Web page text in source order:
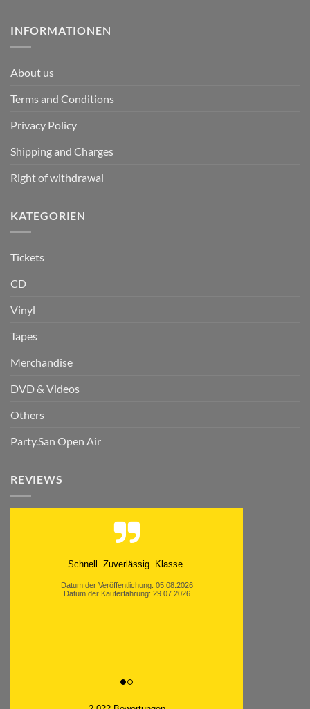
INFORMATIONEN
About us
Terms and Conditions
Privacy Policy
Shipping and Charges
Right of withdrawal
KATEGORIEN
Tickets
CD
Vinyl
Tapes
Merchandise
DVD & Videos
Others
Party.San Open Air
REVIEWS
Schnell. Zuverlässig. Klasse.
Datum der Veröffentlichung: 05.08.2026
Datum der Kauferfahrung: 29.07.2026